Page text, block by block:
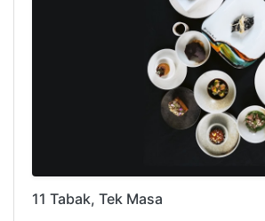
11 Tabak, Tek Masa